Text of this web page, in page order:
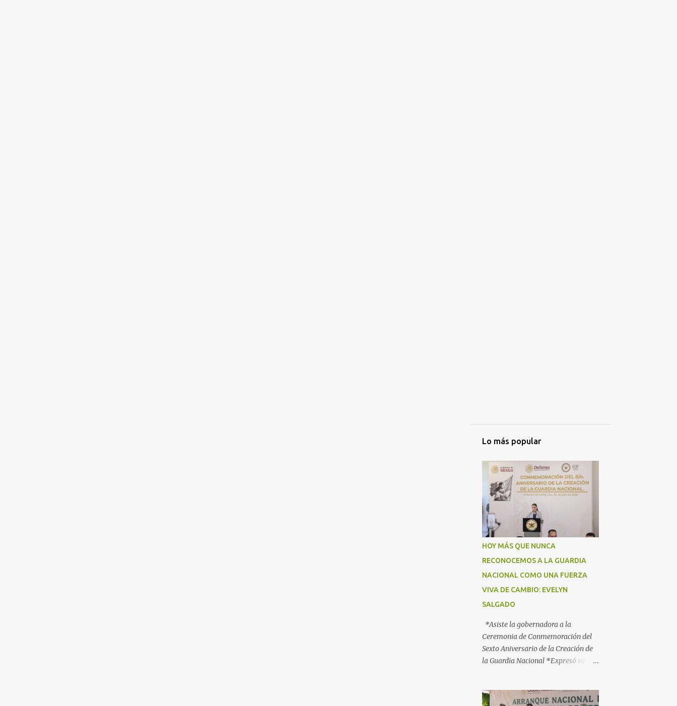
Lo más popular
HOY MÁS QUE NUNCA
RECONOCEMOS A LA GUARDIA
NACIONAL COMO UNA FUERZA
VIVA DE CAMBIO: EVELYN
SALGADO
*Asiste la gobernadora a la
Ceremonia de Conmemoración del
Sexto Aniversario de la Creación de
la Guardia Nacional *Expresó su
en materia de seguridad,